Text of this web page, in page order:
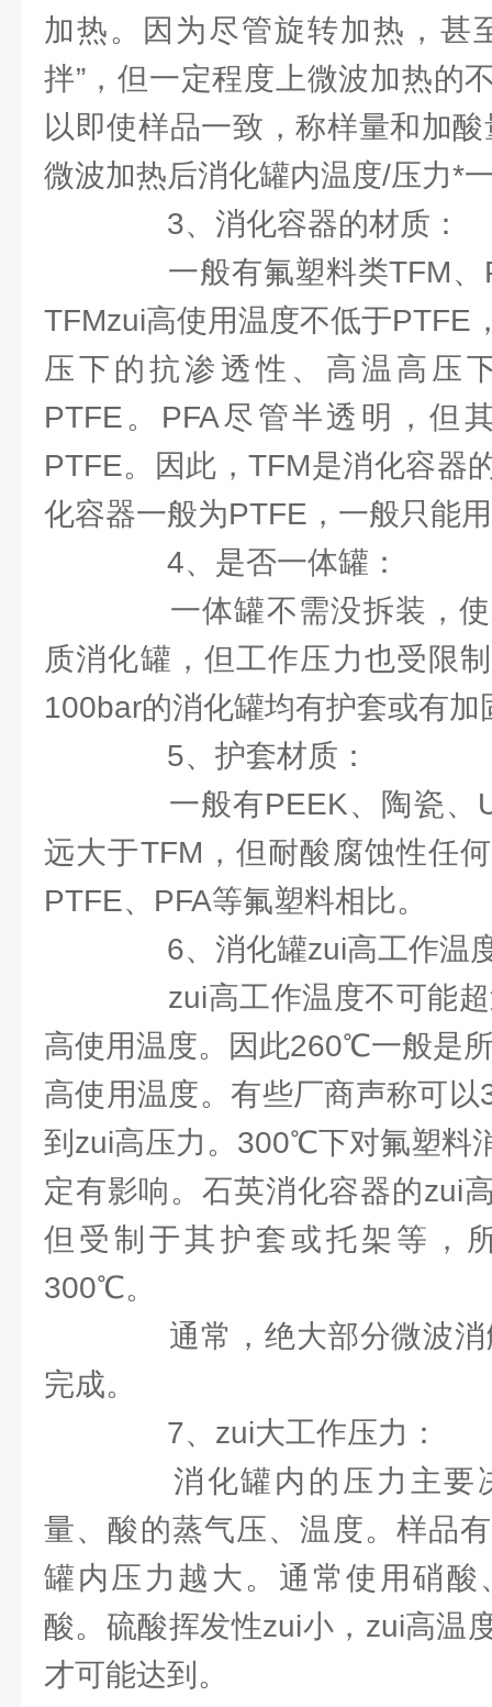
加热。因为尽管旋转加热，甚
拌”，但一定程度上微波加热的
以即使样品一致，称样量和加
微波加热后消化罐内温度/压力*
3、消化容器的材质：
一般有氟塑料类TFM、
TFMzui高使用温度不低于PTFE
压下的抗渗透性、高温高压
PTFE。PFA尽管半透明，但
PTFE。因此，TFM是消化容器
化容器一般为PTFE，一般只能
4、是否一体罐：
一体罐不需没拆装，使
质消化罐，但工作压力也受限
100bar的消化罐均有护套或有加
5、护套材质：
一般有PEEK、陶瓷、
远大于TFM，但耐酸腐蚀性任
PTFE、PFA等氟塑料相比。
6、消化罐zui高工作温
zui高工作温度不可能超
高使用温度。因此260℃一般是
高使用温度。有些厂商声称可
到zui高压力。300℃下对氟塑料
定有影响。石英消化容器的zui
但受制于其护套或托架等，
300℃。
通常，绝大部分微波消
完成。
7、zui大工作压力：
消化罐内的压力主要
量、酸的蒸气压、温度。样品
罐内压力越大。通常使用硝酸
酸。硫酸挥发性zui小，zui高温
才可能达到。